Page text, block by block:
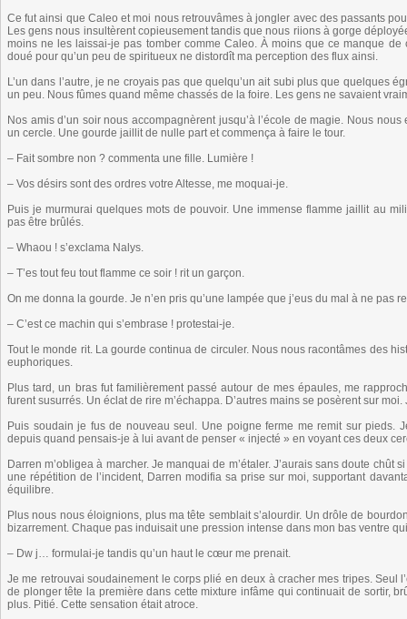
Ce fut ainsi que Caleo et moi nous retrouvâmes à jongler avec des passants
Les gens nous insultèrent copieusement tandis que nous riions à gorge
moins ne les laissai-je pas tomber comme Caleo. À moins que ce manque de
doué pour qu’un peu de spiritueux ne distordît ma perception des flux ainsi.
L’un dans l’autre, je ne croyais pas que quelqu’un ait subi plus que quelques
un peu. Nous fûmes quand même chassés de la foire. Les gens ne savaient
Nos amis d’un soir nous accompagnèrent jusqu’à l’école de magie. Nous
un cercle. Une gourde jaillit de nulle part et commença à faire le tour.
– Fait sombre non ? commenta une fille. Lumière !
– Vos désirs sont des ordres votre Altesse, me moquai-je.
Puis je murmurai quelques mots de pouvoir. Une immense flamme jaillit au
pas être brûlés.
– Whaou ! s’exclama Nalys.
– T’es tout feu tout flamme ce soir ! rit un garçon.
On me donna la gourde. Je n’en pris qu’une lampée que j’eus du mal à ne pas
– C’est ce machin qui s’embrase ! protestai-je.
Tout le monde rit. La gourde continua de circuler. Nous nous racontâmes des
euphoriques.
Plus tard, un bras fut familièrement passé autour de mes épaules, me
furent susurrés. Un éclat de rire m’échappa. D’autres mains se posèrent sur
Puis soudain je fus de nouveau seul. Une poigne ferme me remit sur pieds.
depuis quand pensais-je à lui avant de penser « injecté » en voyant ces deux
Darren m’obligea à marcher. Je manquai de m’étaler. J’aurais sans doute chût
une répétition de l’incident, Darren modifia sa prise sur moi, supportant
équilibre.
Plus nous nous éloignions, plus ma tête semblait s’alourdir. Un drôle de
bizarrement. Chaque pas induisait une pression intense dans mon bas ventre
– Dw j… formulai-je tandis qu’un haut le cœur me prenait.
Je me retrouvai soudainement le corps plié en deux à cracher mes tripes. Seul
de plonger tête la première dans cette mixture infâme qui continuait de sortir,
plus. Pitié. Cette sensation était atroce.